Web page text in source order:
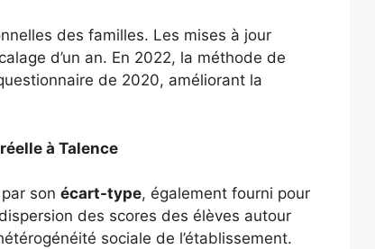
des familles. Les mises à jour
d’un an. En 2022, la méthode de
de 2020, améliorant la
à Talence
son écart-type, également fourni pour
des scores des élèves autour
sociale de l’établissement.